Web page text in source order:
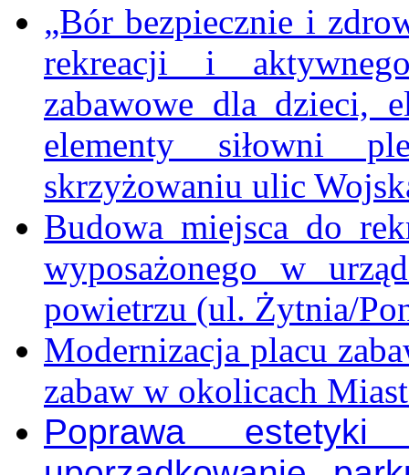
„Bór bezpiecznie i
rekreacji i
zabawowe dla dzieci,
elementy siłowni
skrzyżowaniu ulic
Budowa miejsca do
wyposażonego w
powietrzu (ul. Żytnia/
Modernizacja placu
zabaw w okolicach
Poprawa